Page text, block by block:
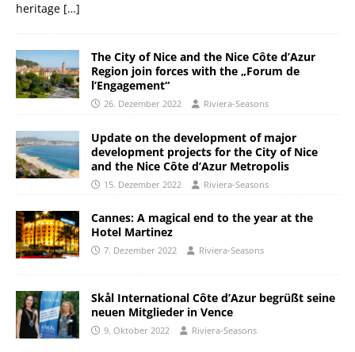
heritage […]
The City of Nice and the Nice Côte d’Azur
Region join forces with the „Forum de
l’Engagement“
26. Dezember 2022 Riviera-Seasons
Update on the development of major
development projects for the City of Nice
and the Nice Côte d’Azur Metropolis
15. Dezember 2022 Riviera-Seasons
Cannes: A magical end to the year at the
Hotel Martinez
7. Dezember 2022 Riviera-Seasons
Skål International Côte d’Azur begrüßt seine
neuen Mitglieder in Vence
9. Oktober 2022 Riviera-Seasons